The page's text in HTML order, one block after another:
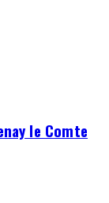
le Comte